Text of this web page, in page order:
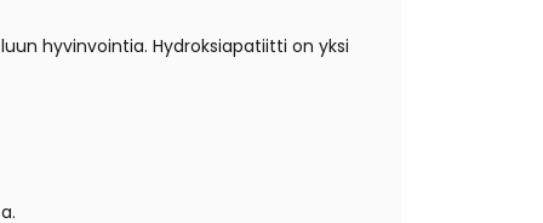
hyvinvointia. Hydroksiapatiitti on yksi